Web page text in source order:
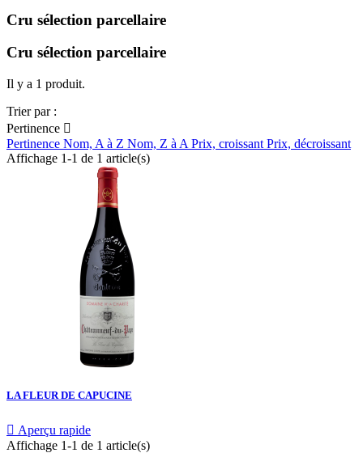
Cru sélection parcellaire
Cru sélection parcellaire
Il y a 1 produit.
Trier par :
Pertinence 
Pertinence Nom, A à Z Nom, Z à A Prix, croissant Prix, décroissant
Affichage 1-1 de 1 article(s)
LA FLEUR DE CAPUCINE
 Aperçu rapide
Affichage 1-1 de 1 article(s)